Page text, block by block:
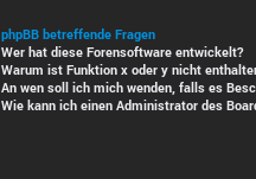
phpBB betreffende Fragen
Wer hat diese Forensoftware entwickelt?
Warum ist Funktion x oder y nicht
An wen soll ich mich wenden, falls es
Wie kann ich einen Administrator des